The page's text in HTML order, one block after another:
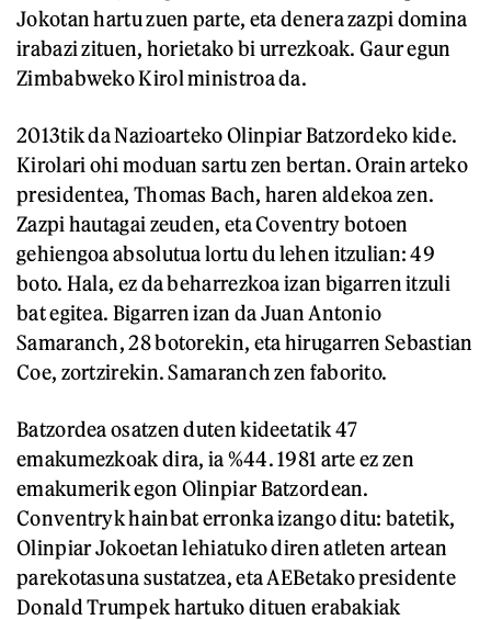
Jokotan hartu zuen parte, eta denera zazpi domina
irabazi zituen, horietako bi urrezkoak. Gaur egun
Zimbabweko Kirol ministroa da.
2013tik da Nazioarteko Olinpiar Batzordeko kide.
Kirolari ohi moduan sartu zen bertan. Orain arteko
presidentea, Thomas Bach, haren aldekoa zen.
Zazpi hautagai zeuden, eta Coventry botoen
gehiengoa absolutua lortu du lehen itzulian: 49
boto. Hala, ez da beharrezkoa izan bigarren itzuli
bat egitea. Bigarren izan da Juan Antonio
Samaranch, 28 botorekin, eta hirugarren Sebastian
Coe, zortzirekin. Samaranch zen faborito.
Batzordea osatzen duten kideetatik 47
emakumezkoak dira, ia %44. 1981 arte ez zen
emakumerik egon Olinpiar Batzordean.
Conventryk hainbat erronka izango ditu: batetik,
Olinpiar Jokoetan lehiatuko diren atleten artean
parekotasuna sustatzea, eta AEBetako presidente
Donald Trumpek hartuko dituen erabakiak